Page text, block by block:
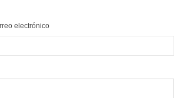
electrónico